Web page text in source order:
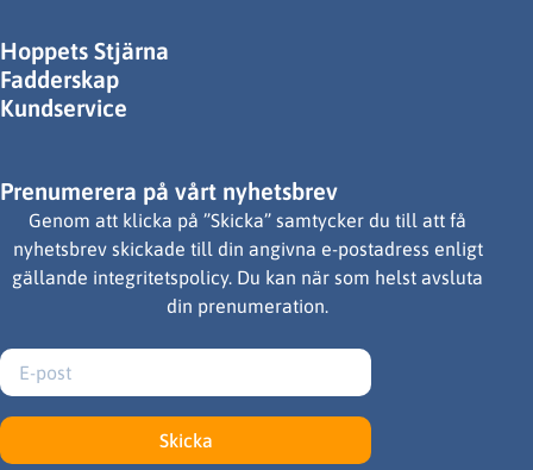
Hoppets Stjärna
Fadderskap
Kundservice
Prenumerera på vårt nyhetsbrev
Genom att klicka på ”Skicka” samtycker du till att få
nyhetsbrev skickade till din angivna e-postadress enligt
gällande integritetspolicy. Du kan när som helst avsluta
din prenumeration.
Skicka